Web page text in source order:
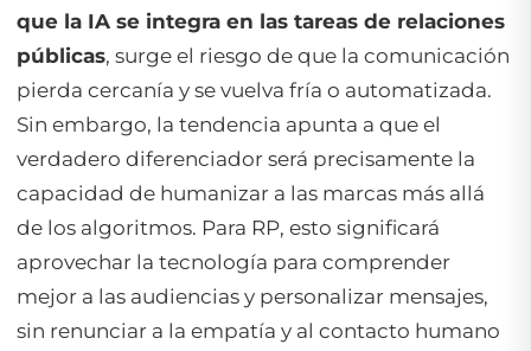
que la IA se integra en las tareas de relaciones
públicas, surge el riesgo de que la comunicación
pierda cercanía y se vuelva fría o automatizada.
Sin embargo, la tendencia apunta a que el
verdadero diferenciador será precisamente la
capacidad de humanizar a las marcas más allá
de los algoritmos. Para RP, esto significará
aprovechar la tecnología para comprender
mejor a las audiencias y personalizar mensajes,
sin renunciar a la empatía y al contacto humano